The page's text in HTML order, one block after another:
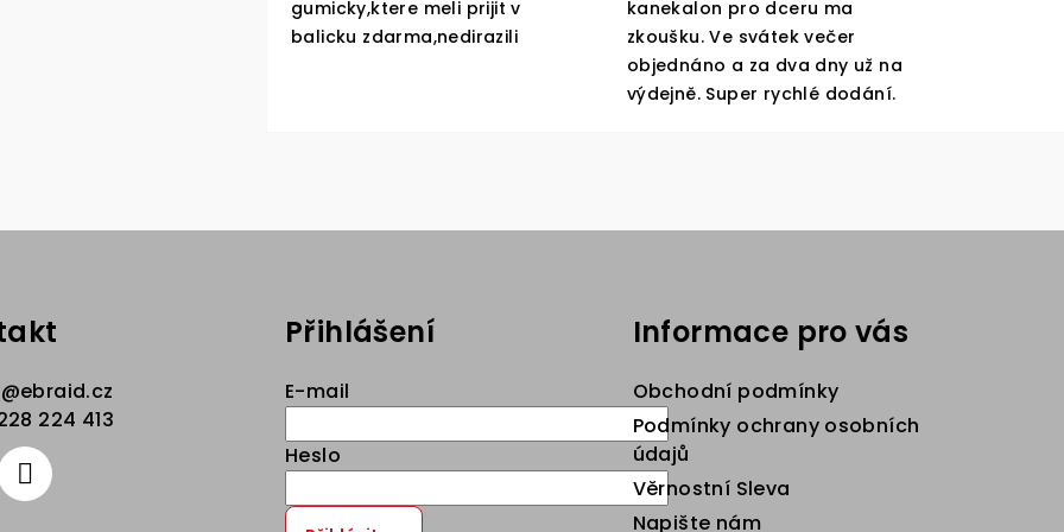
gumicky,ktere meli prijit v
balicku zdarma,nedirazili
kanekalon pro dceru ma
zkoušku. Ve svátek večer
objednáno a za dva dny už na
výdejně. Super rychlé dodání.
@ebraid.cz
224 413
Přihlášení
E-mail
Heslo
Informace pro vás
Obchodní podmínky
Podmínky ochrany osobních
údajů
Věrnostní Sleva
Napište nám